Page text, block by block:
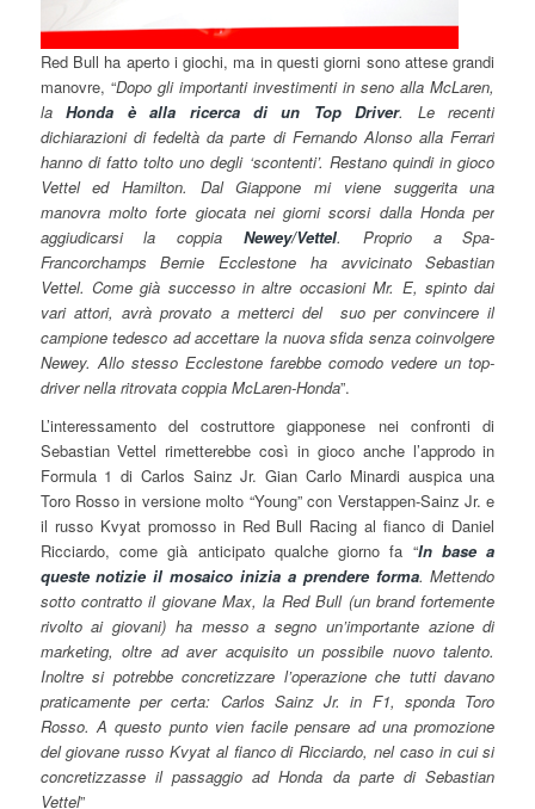
Red Bull ha aperto i giochi, ma in questi giorni sono attese grandi
manovre, “Dopo gli importanti investimenti in seno alla McLaren,
laHonda è alla ricerca di un Top Driver. Le recenti
dichiarazioni di fedeltà da parte di Fernando Alonso alla Ferrari
hanno di fatto tolto uno degli ‘scontenti’. Restano quindi in gioco
Vettel ed Hamilton. Dal Giappone mi viene suggerita una
manovra molto forte giocata nei giorni scorsi dalla Honda per
aggiudicarsi la coppia Newey/Vettel. Proprio a Spa-
Francorchamps Bernie Ecclestone ha avvicinato Sebastian
Vettel. Come già successo in altre occasioni Mr. E, spinto dai
vari attori, avrà provato a metterci del suo per convincere il
campione tedesco ad accettare la nuova sfida senza coinvolgere
Newey. Allo stesso Ecclestone farebbe comodo vedere un top-
driver nella ritrovata coppia McLaren-Honda”.
L’interessamento del costruttore giapponese nei confronti di
Sebastian Vettel rimetterebbe così in gioco anche l’approdo in
Formula 1 di Carlos Sainz Jr. Gian Carlo Minardi auspica una
Toro Rosso in versione molto “Young” con Verstappen-Sainz Jr. e
il russo Kvyat promosso in Red Bull Racing al fianco di Daniel
Ricciardo, come già anticipato qualche giorno fa “In base a
queste notizie il mosaico inizia a prendere forma. Mettendo
sotto contratto il giovane Max, la Red Bull (un brand fortemente
rivolto ai giovani) ha messo a segno un’importante azione di
marketing, oltre ad aver acquisito un possibile nuovo talento.
Inoltre si potrebbe concretizzare l’operazione che tutti davano
praticamente per certa: Carlos Sainz Jr. in F1, sponda Toro
Rosso. A questo punto vien facile pensare ad una promozione
del giovane russo Kvyat al fianco di Ricciardo, nel caso in cui si
concretizzasse il passaggio ad Honda da parte di Sebastian
Vettel”